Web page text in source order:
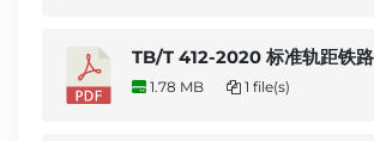
TB/T 412-2020 标准轨距铁
1.78 MB 1 file(s)